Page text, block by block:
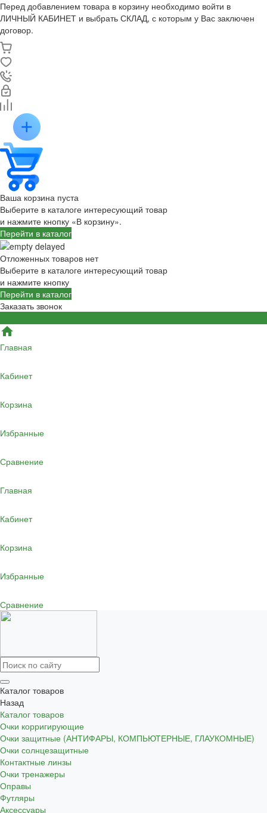
Перед добавлением товара в корзину необходимо войти в
ЛИЧНЫЙ КАБИНЕТ и выбрать СКЛАД, с которым у Вас заключен
договор.
Ваша корзина пуста
Выберите в каталоге интересующий товар
и нажмите кнопку «В корзину».
Перейти в каталог
Отложенных товаров нет
Выберите в каталоге интересующий товар
и нажмите кнопку
Перейти в каталог
Заказать звонок
Главная
Кабинет
Корзина
Избранные
Сравнение
Главная
Кабинет
Корзина
Избранные
Сравнение
Каталог товаров
Назад
Каталог товаров
Очки корригирующие
Очки защитные (АНТИФАРЫ, КОМПЬЮТЕРНЫЕ, ГЛАУКОМНЫЕ)
Очки солнцезащитные
Контактные линзы
Очки тренажеры
Оправы
Футляры
Аксессуары